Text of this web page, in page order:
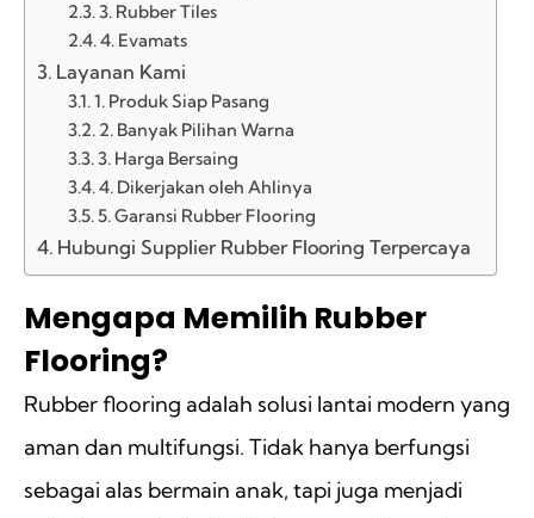
3. Rubber Tiles
4. Evamats
Layanan Kami
1. Produk Siap Pasang
2. Banyak Pilihan Warna
3. Harga Bersaing
4. Dikerjakan oleh Ahlinya
5. Garansi Rubber Flooring
Hubungi Supplier Rubber Flooring Terpercaya
Mengapa Memilih Rubber
Flooring?
Rubber flooring adalah solusi lantai modern yang
aman dan multifungsi. Tidak hanya berfungsi
sebagai alas bermain anak, tapi juga menjadi